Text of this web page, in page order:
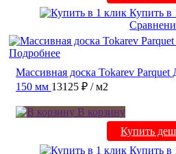
Купить в
Подробнее
Массивная доска Tokarev
150 мм 13125 ₽ / м2
В корзину
Купить
Купить в